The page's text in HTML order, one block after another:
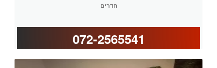
חדרים
072-2565541